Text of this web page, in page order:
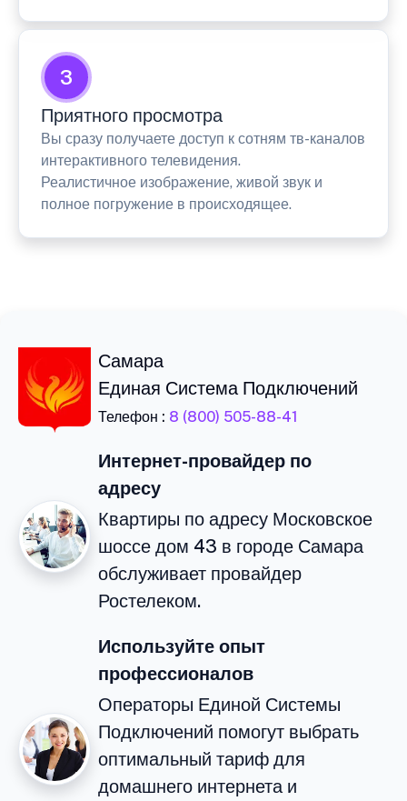
3
Приятного просмотра
Вы сразу получаете доступ к сотням тв-каналов
интерактивного телевидения.
Реалистичное изображение, живой звук и
полное погружение в происходящее.
Самара
Единая Система Подключений
Телефон : 8 (800) 505-88-41
Интернет-провайдер по
адресу
Квартиры по адресу Московское
шоссе дом 43 в городе Самара
обслуживает провайдер
Ростелеком.
Используйте опыт
профессионалов
Операторы Единой Системы
Подключений помогут выбрать
оптимальный тариф для
домашнего интернета и